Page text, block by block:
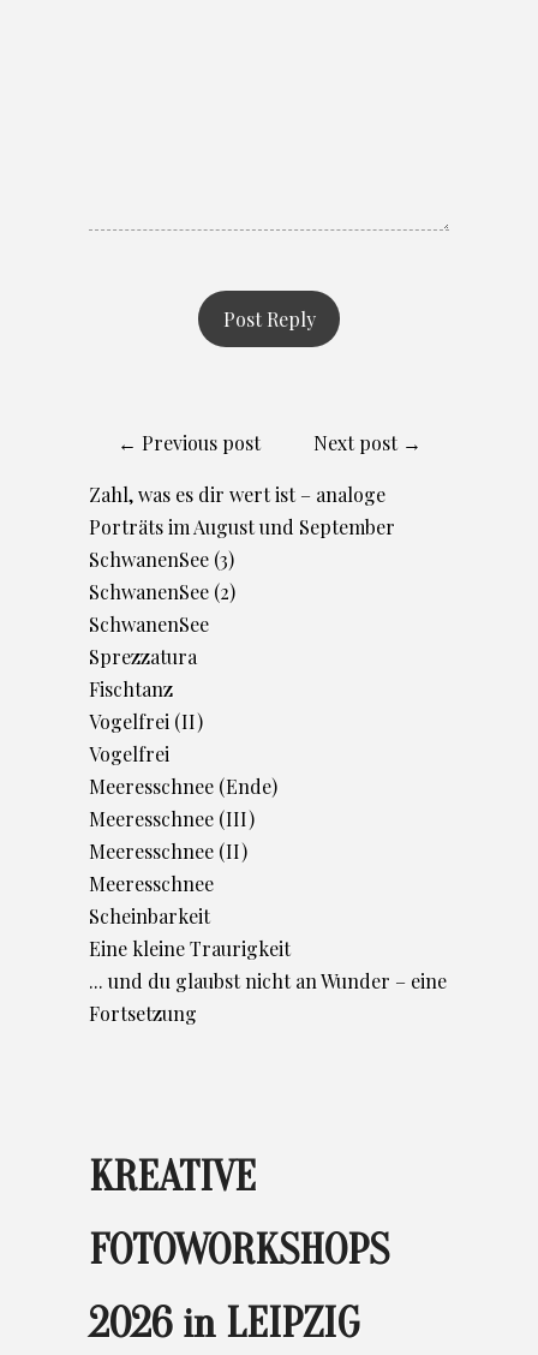
← Previous post Next post →
Zahl, was es dir wert ist – analoge
Porträts im August und September
SchwanenSee (3)
SchwanenSee (2)
SchwanenSee
Sprezzatura
Fischtanz
Vogelfrei (II)
Vogelfrei
Meeresschnee (Ende)
Meeresschnee (III)
Meeresschnee (II)
Meeresschnee
Scheinbarkeit
Eine kleine Traurigkeit
... und du glaubst nicht an Wunder – eine
Fortsetzung
KREATIVE
FOTOWORKSHOPS
2026 in LEIPZIG